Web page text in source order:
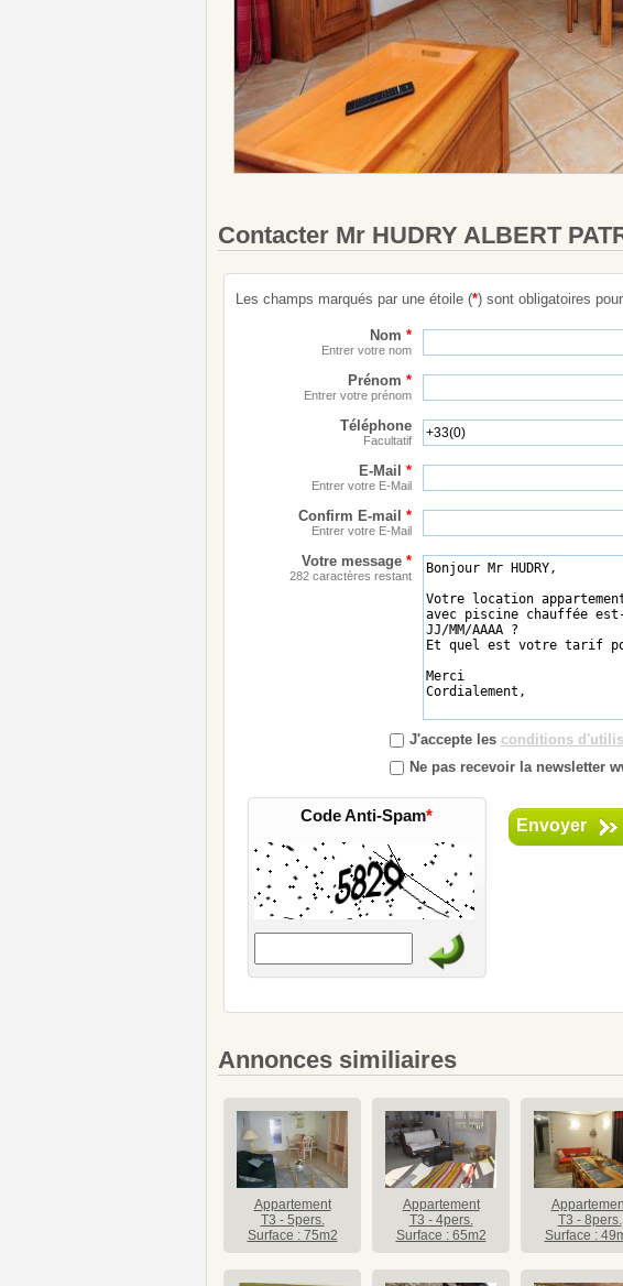
Contacter Mr HUDRY ALBERT
Les champs marqués par une étoile (*) sont obligatoires
Nom *
Entrer votre nom
Prénom *
Entrer votre prénom
Téléphone
Facultatif
E-Mail *
Entrer votre E-Mail
Confirm E-mail *
Entrer votre E-Mail
Votre message *
282 caractères restant
J'accepte les conditions
Ne pas recevoir la newsletter
Code Anti-Spam* Envoyer
Annonces similiaires
Appartement
T3 - 5pers.
Surface : 75m2
Appartement
T3 - 4pers.
Surface : 65m2
T3 - 8pers.
Surface :